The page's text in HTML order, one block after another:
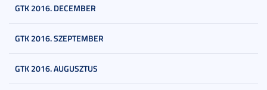
GTK 2016. DECEMBER
GTK 2016. SZEPTEMBER
GTK 2016. AUGUSZTUS